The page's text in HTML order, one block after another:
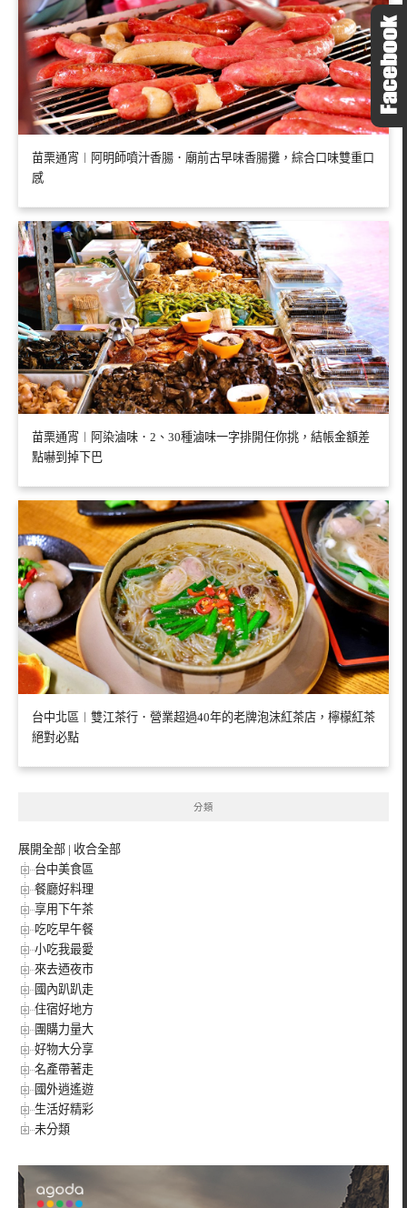
苗栗通宵︱阿明師噴汁香腸．廟前古早味香腸攤，綜合口味雙重口
感
苗栗通宵︱阿染滷味．2、30種滷味一字排開任你挑，結帳金額差
點嚇到掉下巴
台中北區︱雙江茶行．營業超過40年的老牌泡沫紅茶店，檸檬紅茶
絕對必點
分類
展開全部 | 收合全部
台中美食區
餐廳好料理
享用下午茶
吃吃早午餐
小吃我最愛
來去迺夜市
國內趴趴走
住宿好地方
團購力量大
好物大分享
名產帶著走
國外逍遙遊
生活好精彩
未分類